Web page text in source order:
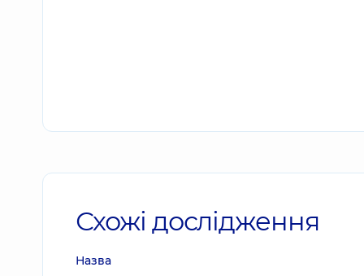
Схожі дослідження
Назва